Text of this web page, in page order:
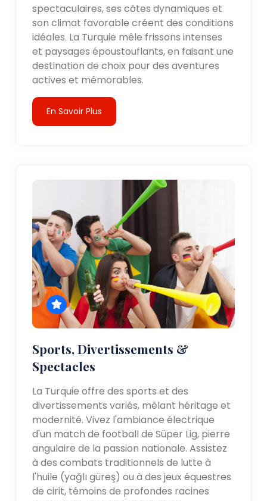
spectaculaires, ses côtes dynamiques et
son climat favorable créent des conditions
idéales. La Turquie mêle frissons intenses
et paysages époustouflants, en faisant une
destination de choix pour des aventures
actives et mémorables.
En Savoir Plus
Sports, Divertissements &
Spectacles
La Turquie offre des sports et des
divertissements variés, mêlant héritage et
modernité. Vivez l'ambiance électrique
d'un match de football de Süper Lig, pierre
angulaire de la passion nationale. Assistez
à des combats traditionnels de lutte à
l'huile (yağlı güreş) ou à des jeux équestres
de cirit, témoins de profondes racines